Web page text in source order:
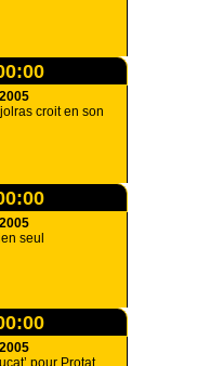
croit en son
seul
pour Protat